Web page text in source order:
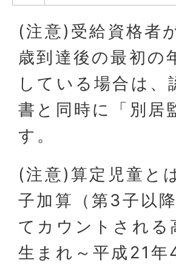
(注意)受給資格者
歳到達後の最初の
している場合は
書と同時に「別居
す。
(注意)算定児童と
子加算（第3子以
てカウントされ
生まれ～平成21